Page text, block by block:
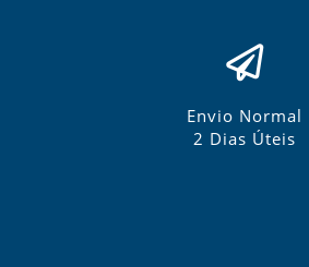
Envio Normal
2 Dias Úteis